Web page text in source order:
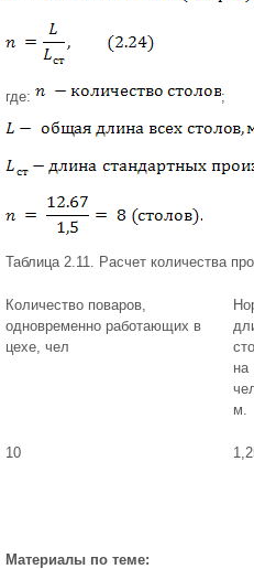
где: ;
Таблица 2.11. Расчет количества
Количество поваров,
одновременно работающих в
цехе, чел
на
м.
10
Материалы по теме: